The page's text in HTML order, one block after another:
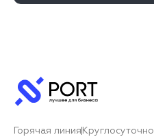
Горячая линия Круглосуточно